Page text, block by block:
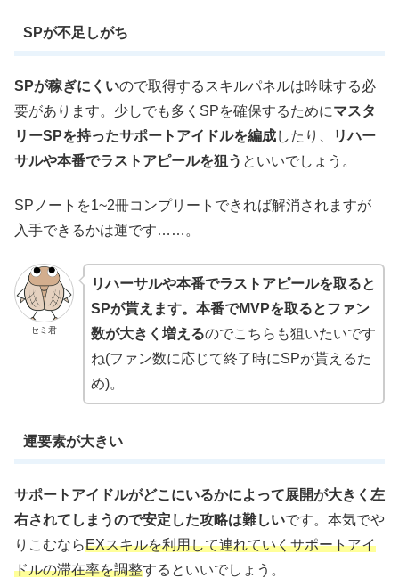
SPが不足しがち
SPが稼ぎにくいので取得するスキルパネルは吟味する必
要があります。少しでも多くSPを確保するためにマスタ
リーSPを持ったサポートアイドルを編成したり、
リハー
サルや本番でラストアピールを狙う といいでしょう。
SPノートを1~2冊コンプリートできれば解消されますが
入手できるかは運です……。
セミ君
リハーサルや本番でラストアピールを取ると
SPが貰えます。 本番でMVPを取るとファン
数が大きく増えるのでこちらも狙いたいです
ね(ファン数に応じて終了時にSPが貰えるた
め)。
運要素が大きい
サポートアイドルがどこにいるかによって展開が大きく左
右されてしまうので安定した攻略は難しいです。本気でや
りこむならEXスキルを利用して連れていくサポートアイ
ドルの滞在率を調整するといいでしょう。